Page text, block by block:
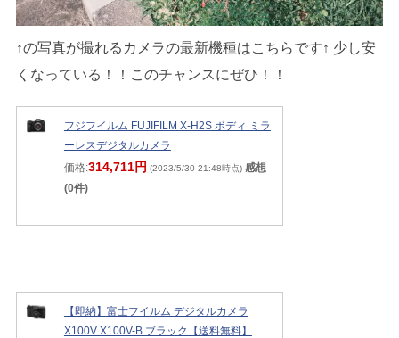
↑の写真が撮れるカメラの最新機種はこちらです↑ 少し安
くなっている！！このチャンスにぜひ！！
フジフイルム FUJIFILM X-H2S ボディ ミラ
ーレスデジタルカメラ
価格:314,711円 (2023/5/30 21:48時点) 感想
(0件)
【即納】富士フイルム デジタルカメラ
X100V X100V-B ブラック【送料無料】